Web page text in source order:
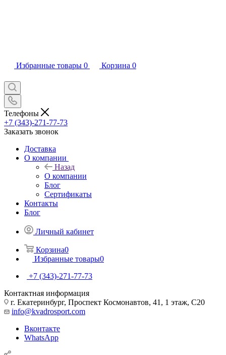
Избранные товары 0 Корзина 0
Телефоны
+7 (343)-271-77-73
Заказать звонок
Доставка
О компании
Назад
О компании
Блог
Сертификаты
Контакты
Блог
Личный кабинет
Корзина0
Избранные товары0
+7 (343)-271-77-73
Контактная информация
г. Екатеринбург, Проспект Космонавтов, 41, 1 этаж, С20
info@kvadrosport.com
Вконтакте
WhatsApp